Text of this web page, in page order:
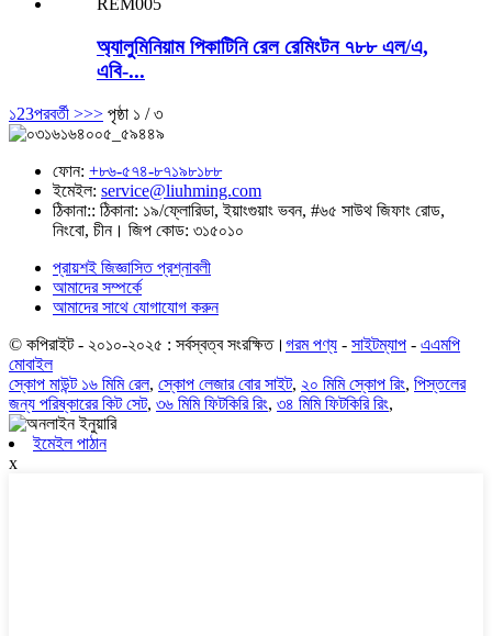
অ্যালুমিনিয়াম পিকাটিনি রেল রেমিংটন ৭৮৮ এল/এ,
এবি-...
১23পরবর্তী >>> পৃষ্ঠা ১ / ৩
ফোন: +৮৬-৫৭৪-৮৭১৯৮১৮৮
ইমেইল: service@liuhming.com
ঠিকানা:: ঠিকানা: ১৯/ফ্লোরিডা, ইয়াংগুয়াং ভবন, #৬৫ সাউথ জিফাং রোড,
নিংবো, চীন। জিপ কোড: ৩১৫০১০
প্রায়শই জিজ্ঞাসিত প্রশ্নাবলী
আমাদের সম্পর্কে
আমাদের সাথে যোগাযোগ করুন
© কপিরাইট - ২০১০-২০২৫ : সর্বস্বত্ব সংরক্ষিত। গরম পণ্য - সাইটম্যাপ - এএমপি
মোবাইল
স্কোপ মাউন্ট ১৬ মিমি রেল, স্কোপ লেজার বোর সাইট, ২০ মিমি স্কোপ রিং, পিস্তলের
জন্য পরিষ্কারের কিট সেট, ৩৬ মিমি ফিটকিরি রিং, ৩৪ মিমি ফিটকিরি রিং,
ইমেইল পাঠান
x